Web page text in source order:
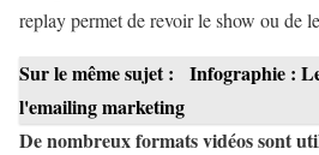
replay permet de revoir le show ou de
Sur le même sujet :
Infographie :
l'emailing marketing
De nombreux formats vidéos sont